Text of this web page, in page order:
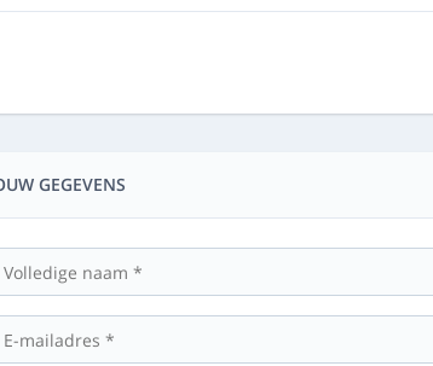
GEGEVENS